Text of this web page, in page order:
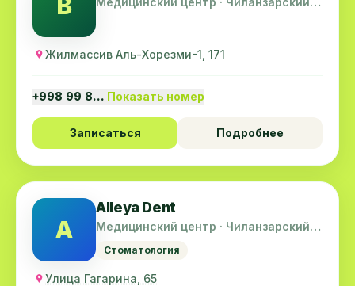
Жилмассив Аль-Хорезми-1, 171
+998 99 8… Показать номер
Записаться Подробнее
A
Alleya Dent
Медицинский центр · Чиланзарский
Стоматология
Улица Гагарина, 65